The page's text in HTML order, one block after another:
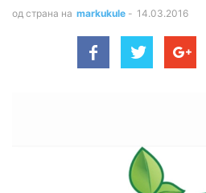
од страна на markukule - 14.03.2016